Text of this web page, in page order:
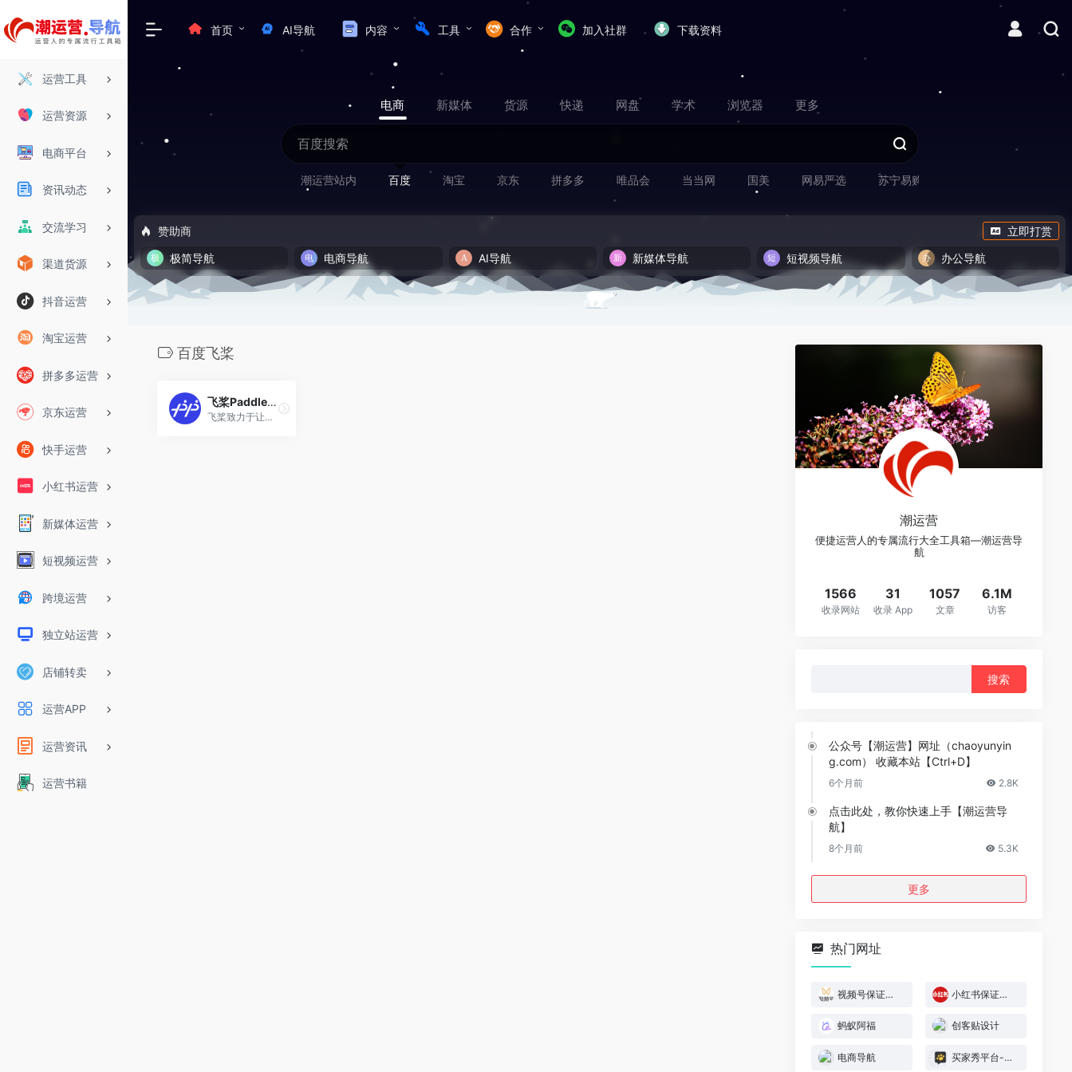
运营工具
运营资源
电商平台
资讯动态
交流学习
渠道货源
抖音运营
淘宝运营
拼多多运营
京东运营
快手运营
小红书运营
新媒体运营
短视频运营
跨境运营
独立站运营
店铺转卖
运营APP
运营资讯
运营书籍
首页 AI导航 内容 工具 合作 加入社群 下载资料
电商 新媒体 货源 快递 网盘 学术 浏览器 更多
潮运营站内 百度 淘宝 京东 拼多多 唯品会 当当网 国美 网易严选 苏宁易购
赞助商
立即打赏
极简导航
电商导航 AI导航 新媒体导航 短视频导航 办公导航
百度飞桨
飞桨PaddlePaddle
飞桨致力于让深度学习技术的创新与应用更简单。具有以下特点：同时支持动态图和静态图，兼顾灵活性和效率；精选应用效果最佳算法模型并提供官方支持；真正源于产业实践，提供业界最强的超大规模并行深度学习能力；推理引擎一体化设计，提供训练到多端推理的无缝对接；唯一提供系统化技术服务与支持的深度学习平台
潮运营
便捷运营人的专属流行大全工具箱—潮运营导
航
1566
收录网站
31
收录 App
1057
文章
6.1M
访客
公众号【潮运营】网址（chaoyunyin
g.com） 收藏本站【Ctrl+D】
6个月前 2.8K
点击此处，教你快速上手【潮运营导
航】
8个月前 5.3K
更多
热门网址
视频号保证金规则 小红书保证金规则
蚂蚁阿福 创客贴设计
电商导航 买家秀平台-模特喵喵